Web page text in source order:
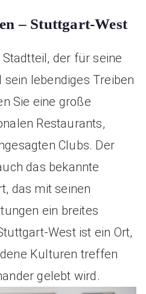
– Stuttgart-West
der für seine
lebendiges Treiben
Sie eine große
Restaurants,
Clubs. Der
das bekannte
das mit seinen
ein breites
West ist ein Ort,
Kulturen treffen
gelebt wird.